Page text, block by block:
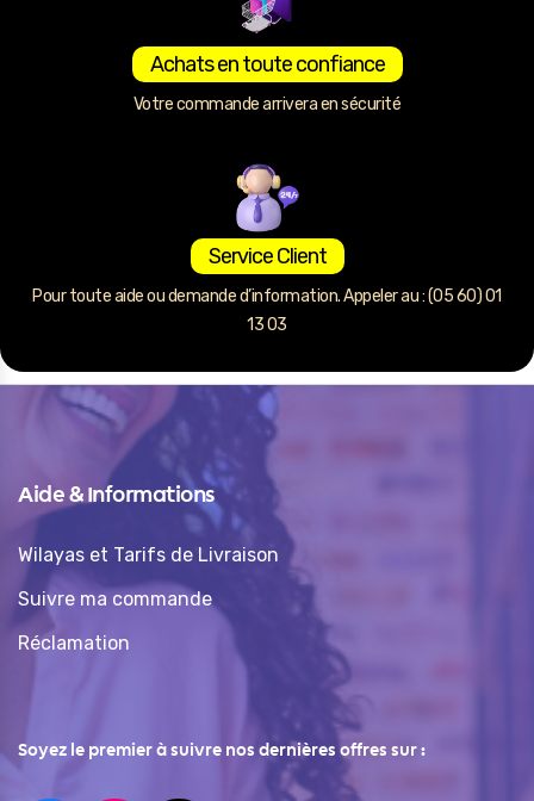
Achats en toute confiance
Votre commande arrivera en sécurité
Service Client
Pour toute aide ou demande d’information. Appeler au : (05 60) 01
13 03
Aide & Informations
Wilayas et Tarifs de Livraison
Suivre ma commande
Réclamation
Soyez le premier à suivre nos dernières offres sur :